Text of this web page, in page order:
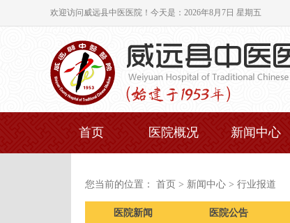
欢迎访问威远县中医医院！ 今天是：2026年8月7日 星期五
首页 医院概况 新闻中心
您当前的位置： 首页 > 新闻中心 > 行业报道
医院新闻 医院公告